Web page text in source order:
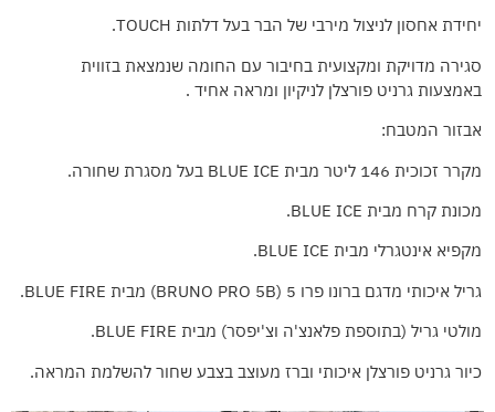
יחידת אחסון לניצול מירבי של הבר בעל דלתות TOUCH.
סגירה מדויקת ומקצועית בחיבור עם החומה שנמצאת בזווית
באמצעות גרניט פורצלן לניקיון ומראה אחיד .
אבזור המטבח:
מקרר זכוכית 146 ליטר מבית BLUE ICE בעל מסגרת שחורה.
מכונת קרח מבית BLUE ICE.
מקפיא אינטגרלי מבית BLUE ICE.
גריל איכותי מדגם ברונו פרו 5 (BRUNO PRO 5B) מבית BLUE FIRE.
מולטי גריל (בתוספת פלאנצ'ה וצ'יפסר) מבית BLUE FIRE.
כיור גרניט פורצלן איכותי וברז מעוצב בצבע שחור להשלמת המראה.